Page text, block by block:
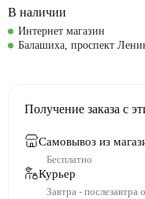
В наличии
Интернет магазин
Балашиха, проспект
Получение заказа с
Самовывоз из
Бесплатно
Курьер
Завтра - послезавтра